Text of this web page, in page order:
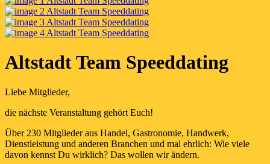
Altstadt Team Speeddating
Liebe Mitglieder,
die nächste Veranstaltung gehört Euch!
Über 230 Mitglieder aus Handel, Gastronomie, Handwerk,
Dienstleistung und anderen Branchen und mal ehrlich: Wie viele
davon kennst Du wirklich? Das wollen wir ändern.